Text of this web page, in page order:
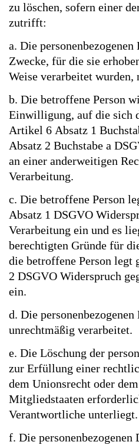
zu löschen, sofern einer
zutrifft:
a. Die
Zwecke, für die sie
Weise verarbeitet
b. Die betroffene Person
Einwilligung, auf die sich
Artikel 6 Absatz 1
Absatz 2 Buchstabe a
an einer anderweitigen
Verarbeitung.
c. Die betroffene Person
Absatz 1 DSGVO
Verarbeitung ein und es
berechtigten Gründe für
die betroffene Person legt
2 DSGVO Widerspruch
ein.
d. Die personenbezogenen
unrechtmäßig verarbeitet.
e. Die Löschung der
zur Erfüllung einer
dem Unionsrecht oder
Mitgliedstaaten
Verantwortliche unterliegt.
f. Die personenbezogenen